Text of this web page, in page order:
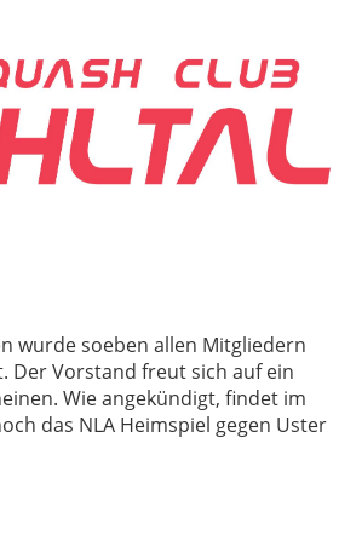
wurde soeben allen Mitgliedern
Der Vorstand freut sich auf ein
Wie angekündigt, findet im
das NLA Heimspiel gegen Uster